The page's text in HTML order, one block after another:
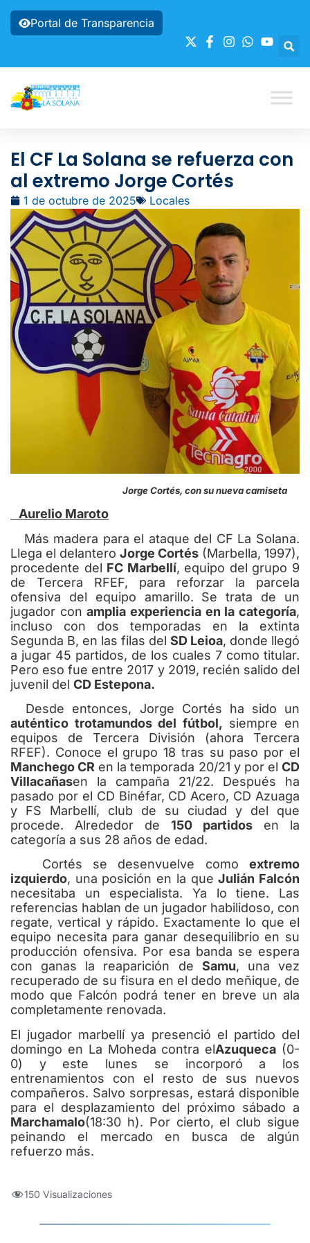
Portal de Transparencia
El CF La Solana se refuerza con
al extremo Jorge Cortés
1 de octubre de 2025 Locales
Jorge Cortés, con su nueva camiseta
Aurelio Maroto
Más madera para el ataque del CF La Solana.
Llega el delantero Jorge Cortés (Marbella, 1997),
procedente del FC Marbellí, equipo del grupo 9
de Tercera RFEF, para reforzar la parcela
ofensiva del equipo amarillo. Se trata de un
jugador conamplia experiencia en la categoría,
incluso con dos temporadas en la extinta
Segunda B, en las filas del SD Leioa, donde llegó
a jugar 45 partidos, de los cuales 7 como titular.
Pero eso fue entre 2017 y 2019, recién salido del
juvenil del CD Estepona.
Desde entonces, Jorge Cortés ha sido un
auténtico trotamundos del fútbol, siempre en
equipos de Tercera División (ahora Tercera
RFEF). Conoce el grupo 18 tras su paso por el
Manchego CR en la temporada 20/21 y por elCD
Villacañasen la campaña 21/22. Después ha
pasado por el CD Binéfar, CD Acero, CD Azuaga
y FS Marbellí, club de su ciudad y del que
procede. Alrededor de 150 partidos en la
categoría a sus 28 años de edad.
Cortés se desenvuelve como extremo
izquierdo, una posición en la queJulián Falcón
necesitaba un especialista. Ya lo tiene. Las
referencias hablan de un jugador habilidoso, con
regate, vertical y rápido. Exactamente lo que el
equipo necesita para ganar desequilibrio en su
producción ofensiva. Por esa banda se espera
con ganas la reaparición de Samu, una vez
recuperado de su fisura en el dedo meñique, de
modo que Falcón podrá tener en breve un ala
completamente renovada.
El jugador marbellí ya presenció el partido del
domingo en La Moheda contra elAzuqueca (0-
0) y este lunes se incorporó a los
entrenamientos con el resto de sus nuevos
compañeros. Salvo sorpresas, estará disponible
para el desplazamiento del próximo sábado a
Marchamalo(18:30 h). Por cierto, el club sigue
peinando el mercado en busca de algún
refuerzo más.
150 Visualizaciones